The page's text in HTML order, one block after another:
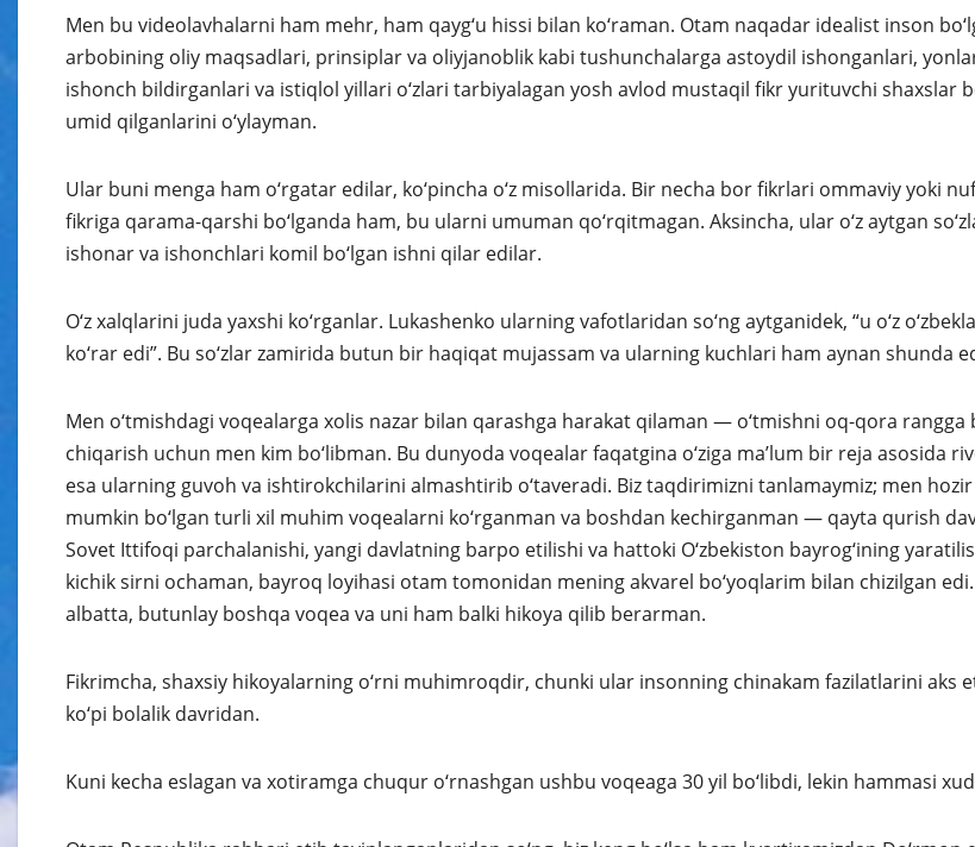
Men bu videolavhalarni ham mehr, ham qayg‘u hissi bilan ko‘raman. Otam naqadar idealist inson
arbobining oliy maqsadlari, prinsiplar va oliyjanoblik kabi tushunchalarga astoydil ishonganlari,
ishonch bildirganlari va istiqlol yillari o‘zlari tarbiyalagan yosh avlod mustaqil fikr yurituvchi shaxslar
umid qilganlarini o‘ylayman.
Ular buni menga ham o‘rgatar edilar, ko‘pincha o‘z misollarida. Bir necha bor fikrlari ommaviy yoki
fikriga qarama-qarshi bo‘lganda ham, bu ularni umuman qo‘rqitmagan. Aksincha, ular o‘z aytgan
ishonar va ishonchlari komil bo‘lgan ishni qilar edilar.
O‘z xalqlarini juda yaxshi ko‘rganlar. Lukashenko ularning vafotlaridan so‘ng aytganidek, “u o‘z
ko‘rar edi”. Bu so‘zlar zamirida butun bir haqiqat mujassam va ularning kuchlari ham aynan shunda
Men o‘tmishdagi voqealarga xolis nazar bilan qarashga harakat qilaman — o‘tmishni oq-qora rangga
chiqarish uchun men kim bo‘libman. Bu dunyoda voqealar faqatgina o‘ziga ma’lum bir reja asosida
esa ularning guvoh va ishtirokchilarini almashtirib o‘taveradi. Biz taqdirimizni tanlamaymiz; men
mumkin bo‘lgan turli xil muhim voqealarni ko‘rganman va boshdan kechirganman — qayta qurish
Sovet Ittifoqi parchalanishi, yangi davlatning barpo etilishi va hattoki O‘zbekiston bayrog‘ining
kichik sirni ochaman, bayroq loyihasi otam tomonidan mening akvarel bo‘yoqlarim bilan chizilgan
albatta, butunlay boshqa voqea va uni ham balki hikoya qilib berarman.
Fikrimcha, shaxsiy hikoyalarning o‘rni muhimroqdir, chunki ular insonning chinakam fazilatlarini aks
ko‘pi bolalik davridan.
Kuni kecha eslagan va xotiramga chuqur o‘rnashgan ushbu voqeaga 30 yil bo‘libdi, lekin hammasi